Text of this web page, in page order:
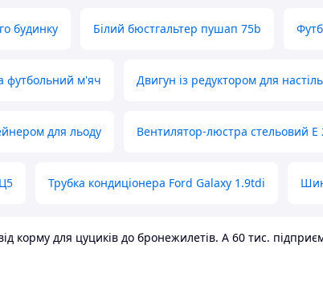
будинку Білий бюстгальтер пушап 75b
футбольний м'яч Двигун із редуктором для
для льоду Вентилятор-люстра стельовий E
Трубка кондиціонера Ford Galaxy 1.9tdi
для цуциків до бронежилетів. А 60 тис.